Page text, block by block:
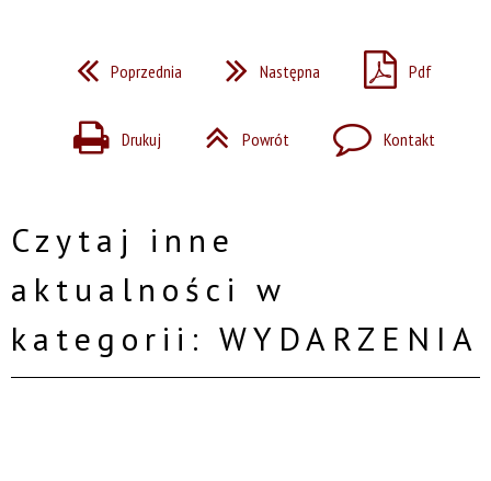
Poprzednia Następna Pdf
Drukuj Powrót Kontakt
Czytaj inne
aktualności w
kategorii: WYDARZENIA